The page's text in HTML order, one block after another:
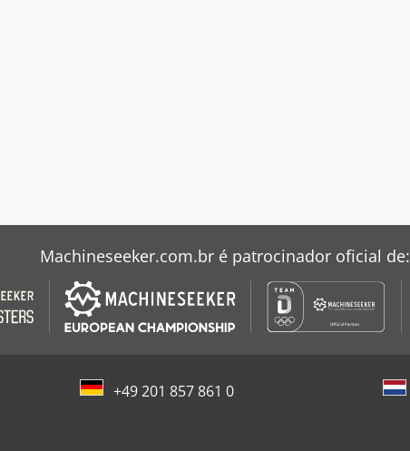
Machineseeker.com.br é patrocinador oficial de:
+49 201 857 861 0